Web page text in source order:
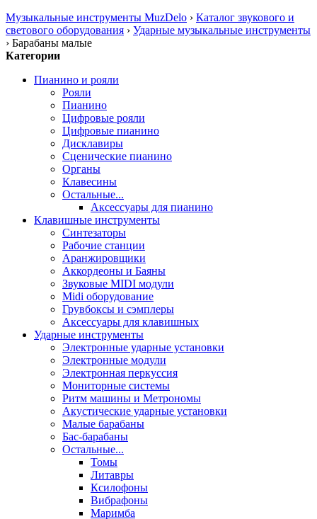
Музыкальные инструменты MuzDelo › Каталог звукового и
светового оборудования › Ударные музыкальные инструменты
› Барабаны малые
Категории
Пианино и рояли
Рояли
Пианино
Цифровые рояли
Цифровые пианино
Дисклавиры
Сценические пианино
Органы
Клавесины
Остальные...
Аксессуары для пианино
Клавишные инструменты
Синтезаторы
Рабочие станции
Аранжировщики
Аккордеоны и Баяны
Звуковые MIDI модули
Midi оборудование
Грувбоксы и сэмплеры
Аксессуары для клавишных
Ударные инструменты
Электронные ударные установки
Электронные модули
Электронная перкуссия
Мониторные системы
Ритм машины и Метрономы
Акустические ударные установки
Малые барабаны
Бас-барабаны
Остальные...
Томы
Литавры
Ксилофоны
Вибрафоны
Маримба